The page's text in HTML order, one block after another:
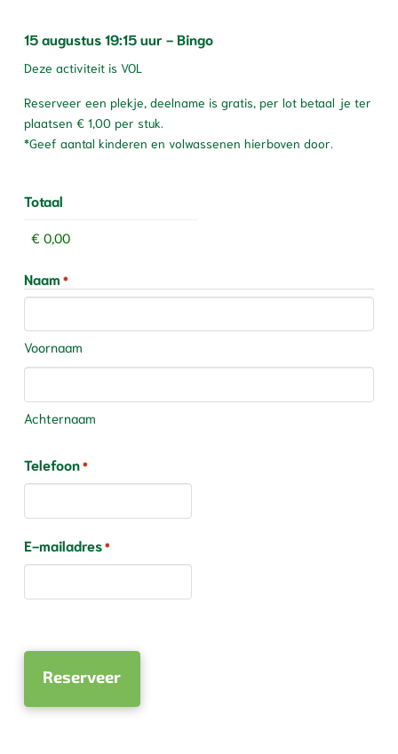
15 augustus 19:15 uur - BingoAantal
Deze activiteit is VOL
Reserveer een plekje, deelname is gratis, per lot betaal je ter
plaatsen € 1,00 per stuk.
*Geef aantal kinderen en volwassenen hierboven door.
Totaal
Naam *
Voornaam
Achternaam
Telefoon*
E-mailadres*